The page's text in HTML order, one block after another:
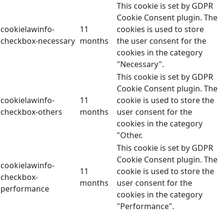
cookielawinfo-
checkbox-necessary
11
months
This cookie is set by GDPR
Cookie Consent plugin. The
cookies is used to store
the user consent for the
cookies in the category
"Necessary".
cookielawinfo-
checkbox-others
11
months
This cookie is set by GDPR
Cookie Consent plugin. The
cookie is used to store the
user consent for the
cookies in the category
"Other.
cookielawinfo-
checkbox-
performance
11
months
This cookie is set by GDPR
Cookie Consent plugin. The
cookie is used to store the
user consent for the
cookies in the category
"Performance".